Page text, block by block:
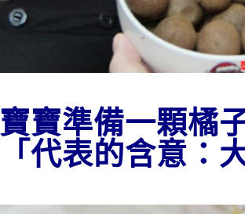
寶寶準備一顆橘
「代表的含意：